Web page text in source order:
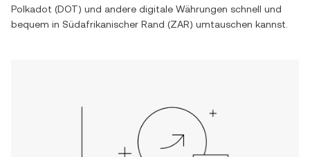
Polkadot (DOT) und andere digitale Währungen schnell und
bequem in Südafrikanischer Rand (ZAR) umtauschen kannst.